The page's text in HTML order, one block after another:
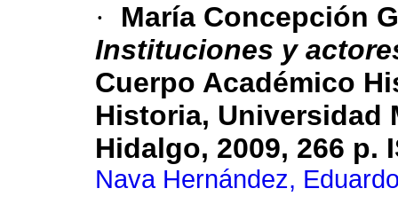
·
María Concepción
Instituciones y
Cuerpo Académico
Historia, Universidad
Hidalgo, 2009, 266 p.
Nava Hernández,